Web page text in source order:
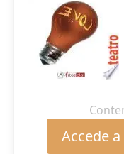
Accede